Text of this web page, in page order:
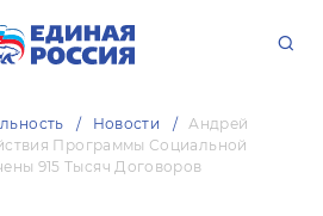
Новости
Андрей
Программы Социальной
915 Тысяч Договоров